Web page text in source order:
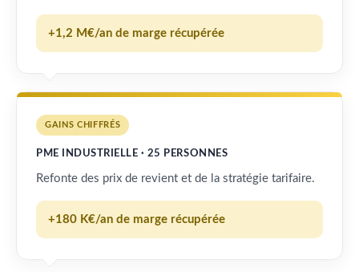
+1,2 M€/an de marge récupérée
GAINS CHIFFRÉS
PME INDUSTRIELLE · 25 PERSONNES
Refonte des prix de revient et de la stratégie tarifaire.
+180 K€/an de marge récupérée